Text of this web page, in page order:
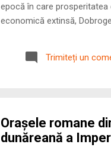
epocă în care
economică extinsă,
precizie profunzimea și
Trimiteți un
Orașele romane
dunăreană a